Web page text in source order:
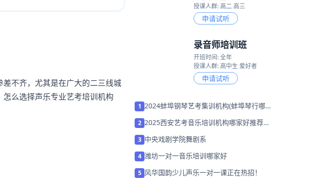
不齐，尤其是在广大的二三线城
么选择声乐专业艺考培训机构
授课人群: 高二 高三
申请试听
录音师培训班
开班时间: 全年
授课人群: 高中生 爱好者
申请试听
1 2024蚌埠钢琴艺考集训机构(蚌埠琴行哪
2 2025西安艺考音乐培训机构哪家好推荐
3 中央戏剧学院舞剧系
4 潍坊一对一音乐培训哪家好
5 风华国韵少儿声乐一对一课正在热招！